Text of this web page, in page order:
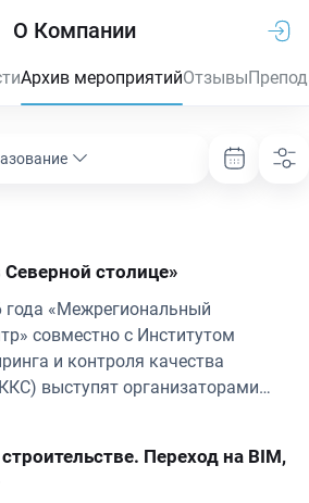
О Компании
Архив мероприятийОтзывы
столице»
года «Межрегиональный
совместно с Институтом
и контроля качества
выступят организаторами
в Северной столице».
Переход на BIM,